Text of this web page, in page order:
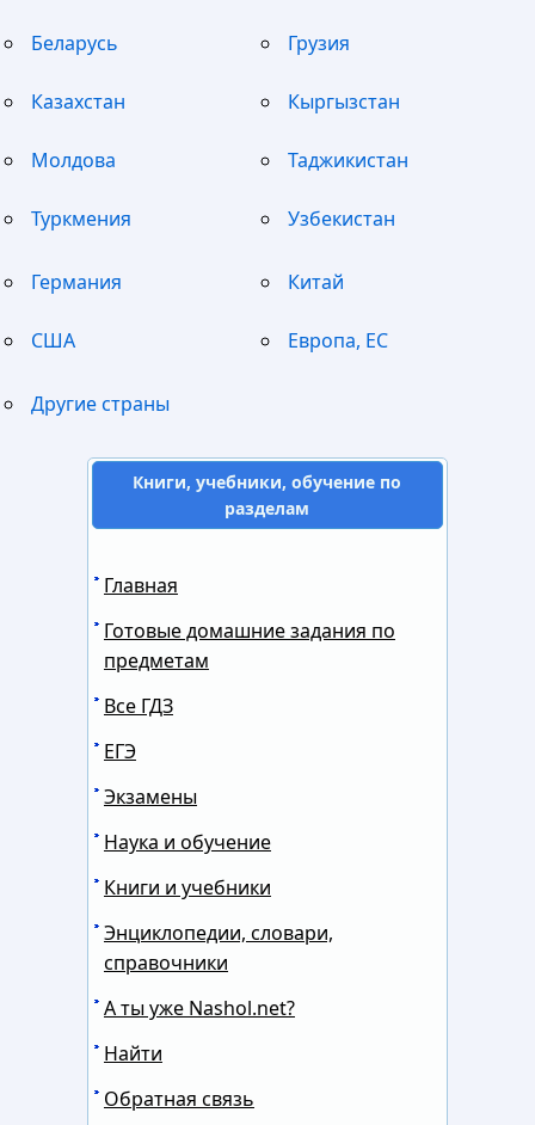
Беларусь Грузия
Казахстан Кыргызстан
Молдова Таджикистан
Туркмения Узбекистан
Германия Китай
США Европа, ЕС
Другие страны
Книги, учебники, обучение по
разделам
Главная
Готовые домашние задания по
предметам
Все ГДЗ
ЕГЭ
Экзамены
Наука и обучение
Книги и учебники
Энциклопедии, словари,
справочники
А ты уже Nashol.net?
Найти
Обратная связь